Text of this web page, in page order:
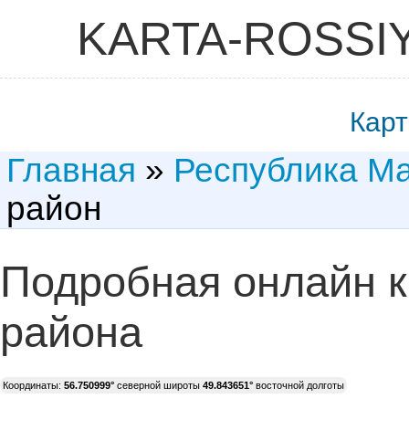
KARTA-
Главная » Республика
район
Подробная онлайн
района
Координаты: 56.750999° северной широты 49.843651° восточной долготы